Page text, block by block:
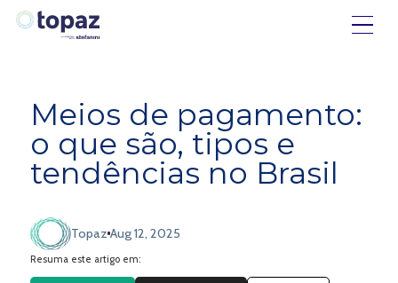
Meios de pagamento:
o que são, tipos e
tendências no Brasil
Topaz Aug 12, 2025
Resuma este artigo em: